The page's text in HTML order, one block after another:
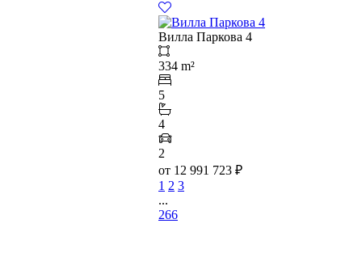
Вилла Паркова 4
334 m²
5
4
2
от 12 991 723 ₽
1 2 3
...
266